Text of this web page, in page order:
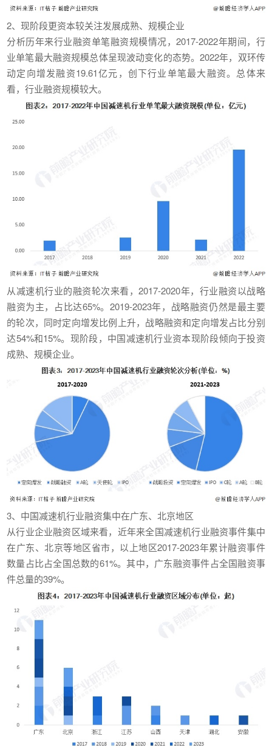
2、现阶段更资本较关注发展成熟、规模企业
分析历年来行业融资单笔融资规模情况，2017-2022年期间，行
业单笔最大融资规模总体呈现波动变化的态势。2022年，双环传
动定向增发融资19.61亿元，创下行业单笔最大融资。总体来
看，行业融资规模较大。
从减速机行业的融资轮次来看，2017-2020年，行业融资以战略
融资为主，占比达65%。2019-2023年，战略融资仍然是最主要
的轮次，同时定向增发比例上升，战略融资和定向增发占比分别
达54%和15%。现阶段，中国减速机行业资本现阶段倾向于投资
成熟、规模企业。
3、中国减速机行业融资集中在广东、北京地区
从行业企业融资区域来看，近年来全国减速机行业融资事件集中
在广东、北京等地区省市，以上地区2017-2023年累计融资事件
数量占比占全国总数的61%。其中，广东融资事件占全国融资事
件总量的39%。